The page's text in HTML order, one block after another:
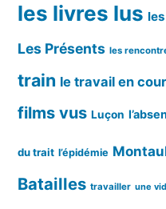
les livres lus
Les Présents les
train le travail en
films vus Luçon
du trait l’épidémie
Batailles travailler une